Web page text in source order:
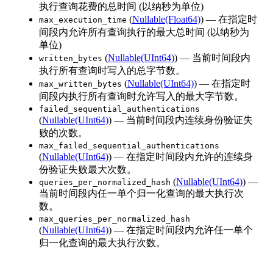
执行查询花费的总时间 (以纳秒为单位)
max_execution_time (Nullable(Float64)) — 在指定时
间段内允许所有查询执行的最大总时间 (以纳秒为
单位)
written_bytes (Nullable(UInt64)) — 当前时间段内
执行所有查询时写入的总字节数。
max_written_bytes (Nullable(UInt64)) — 在指定时
间段内执行所有查询时允许写入的最大字节数。
failed_sequential_authentications
(Nullable(UInt64)) — 当前时间段内连续身份验证失
败的次数。
max_failed_sequential_authentications
(Nullable(UInt64)) — 在指定时间段内允许的连续身
份验证失败最大次数。
queries_per_normalized_hash (Nullable(UInt64)) —
当前时间段内任一单个归一化查询的最大执行次
数。
max_queries_per_normalized_hash
(Nullable(UInt64)) — 在指定时间段内允许任一单个
归一化查询的最大执行次数。